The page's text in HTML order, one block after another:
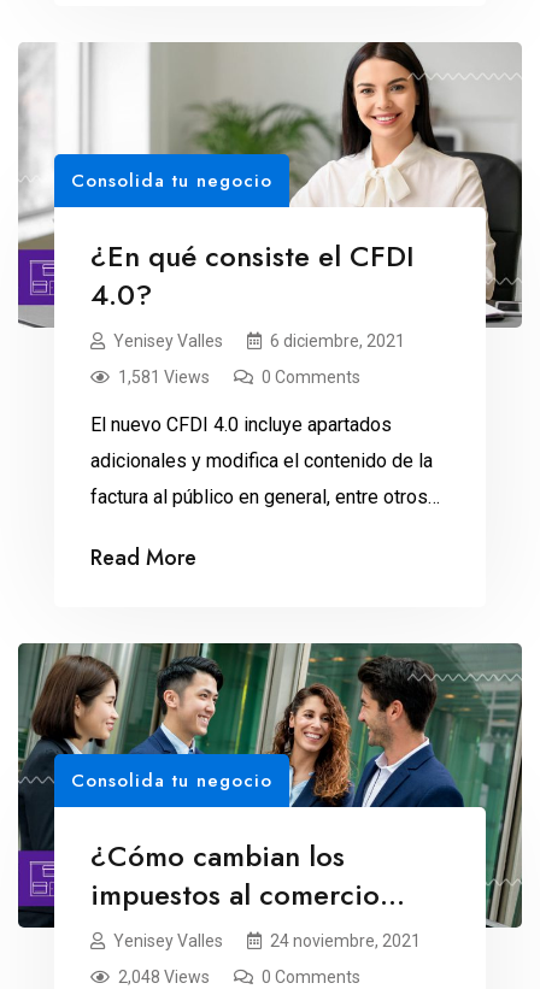
Consolida tu negocio
¿En qué consiste el CFDI
4.0?
Yenisey Valles
6 diciembre, 2021
1,581 Views
0 Comments
El nuevo CFDI 4.0 incluye apartados
adicionales y modifica el contenido de la
factura al público en general, entre otros
Read More
Consolida tu negocio
¿Cómo cambian los
impuestos al comercio
exterior en 2022?
Yenisey Valles
24 noviembre, 2021
2,048 Views
0 Comments